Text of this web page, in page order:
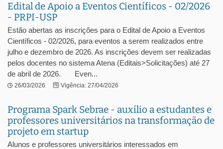
Edital de Apoio a Eventos Científicos - 02/2026
- PRPI-USP
Estão abertas as inscrições para o Edital de Apoio a Eventos
Científicos - 02/2026, para eventos a serem realizados entre
julho e dezembro de 2026. As inscrições devem ser realizadas
pelos docentes no sistema Atena (Editais>Solicitações) até 27
de abril de 2026. Even...
26/03/2026 Vigência: 27/04/2026
Programa Spark Sebrae - auxílio a estudantes e
professores universitários na transformação de
projeto em startup
Alunos e professores universitários interessados em